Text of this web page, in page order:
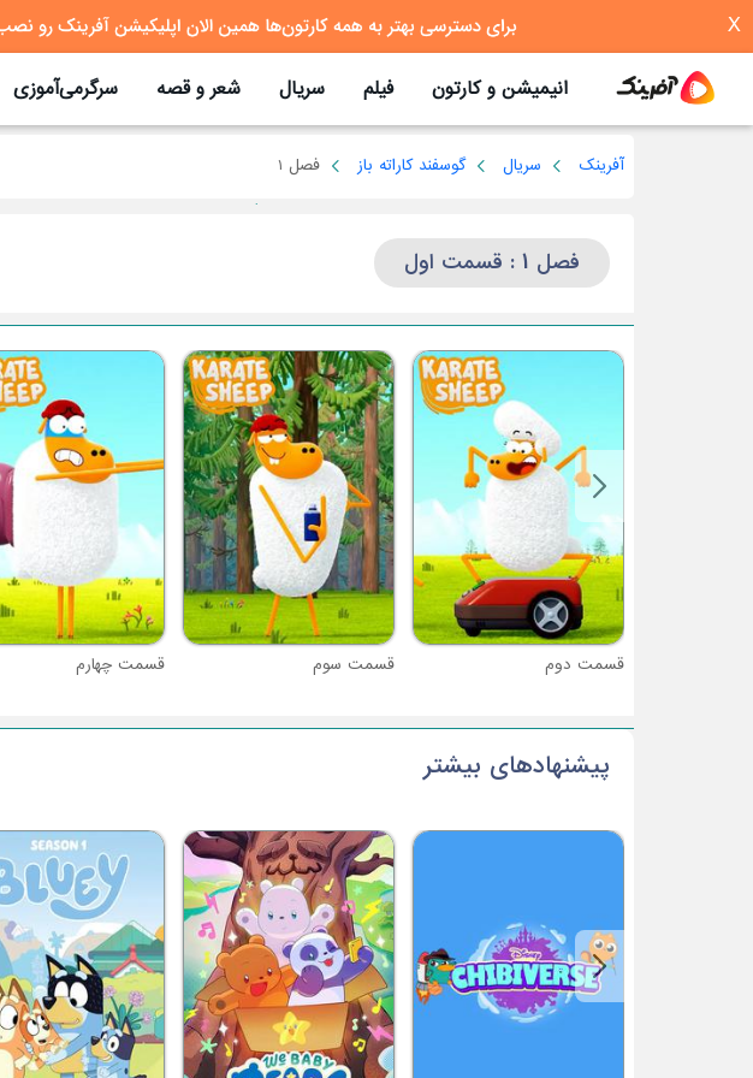
X
انیمیشن و کارتون فیلم سریال شعر و قصه سرگرمی‌آموزی
آفرینک سریال گوسفند کاراته باز فصل 1
فصل 1 : قسمت اول
قسمت دوم قسمت سوم قسمت چهارم
پیشنهادهای بیشتر